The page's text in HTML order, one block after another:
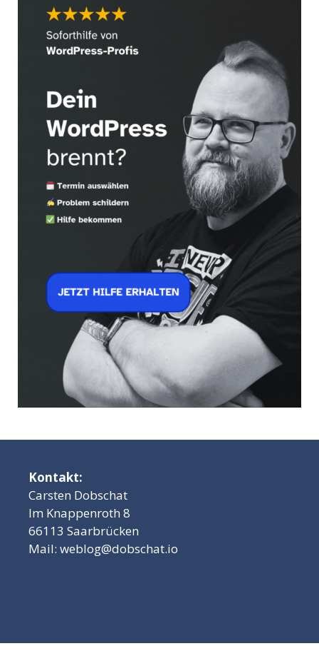
Kontakt:
Carsten Dobschat
Im Knappenroth 8
66113 Saarbrücken
Mail: weblog@dobschat.io